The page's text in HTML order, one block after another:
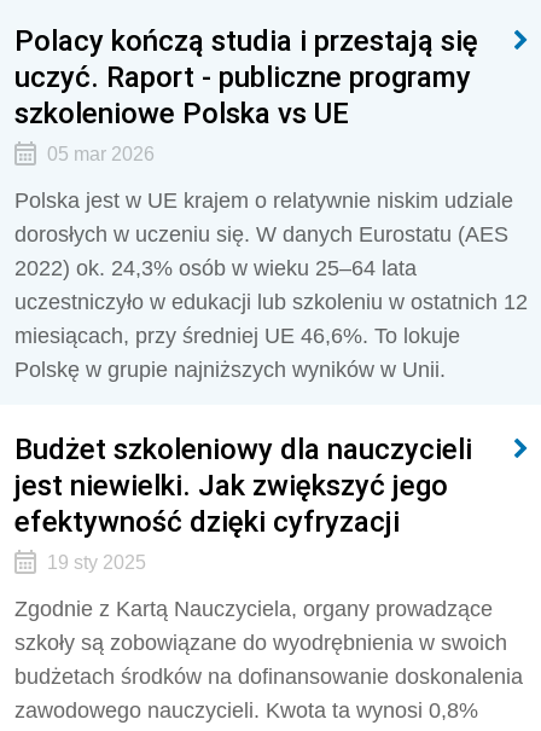
Polacy kończą studia i przestają się
uczyć. Raport - publiczne programy
szkoleniowe Polska vs UE
05 mar 2026
Polska jest w UE krajem o relatywnie niskim udziale
dorosłych w uczeniu się. W danych Eurostatu (AES
2022) ok. 24,3% osób w wieku 25–64 lata
uczestniczyło w edukacji lub szkoleniu w ostatnich 12
miesiącach, przy średniej UE 46,6%. To lokuje
Polskę w grupie najniższych wyników w Unii.
Budżet szkoleniowy dla nauczycieli
jest niewielki. Jak zwiększyć jego
efektywność dzięki cyfryzacji
19 sty 2025
Zgodnie z Kartą Nauczyciela, organy prowadzące
szkoły są zobowiązane do wyodrębnienia w swoich
budżetach środków na dofinansowanie doskonalenia
zawodowego nauczycieli. Kwota ta wynosi 0,8%